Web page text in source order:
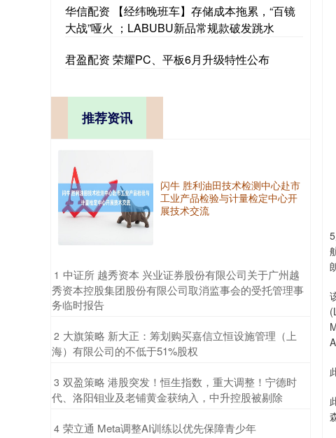
华信配资 【经纬晚班车】存储成本拖累，“百镜
大战”哑火 ；LABUBU新品常规款破发跳水
君盈配资 荣耀PC、平板6月升级特性公布
推荐资讯
闪牛 胜利油田技术检测中心赴市
工业产品检验与计量检定中心开
展技术交流
1 ​中证所 越秀资本 兴业证券股份有限公司关于广州越
秀资本控股集团股份有限公司取消监事会的受托管理事
务临时报告
2 ​大旗策略 新大正：筹划购买嘉信立恒设施管理（上
海）有限公司的不低于51%股权
3 ​双盈策略 港股突发！恒生指数，重大调整！宁德时
代、洛阳钼业及老铺黄金获纳入，中升控股被剔除
4 ​荣立通 Meta调整AI训练以优先保障青少年